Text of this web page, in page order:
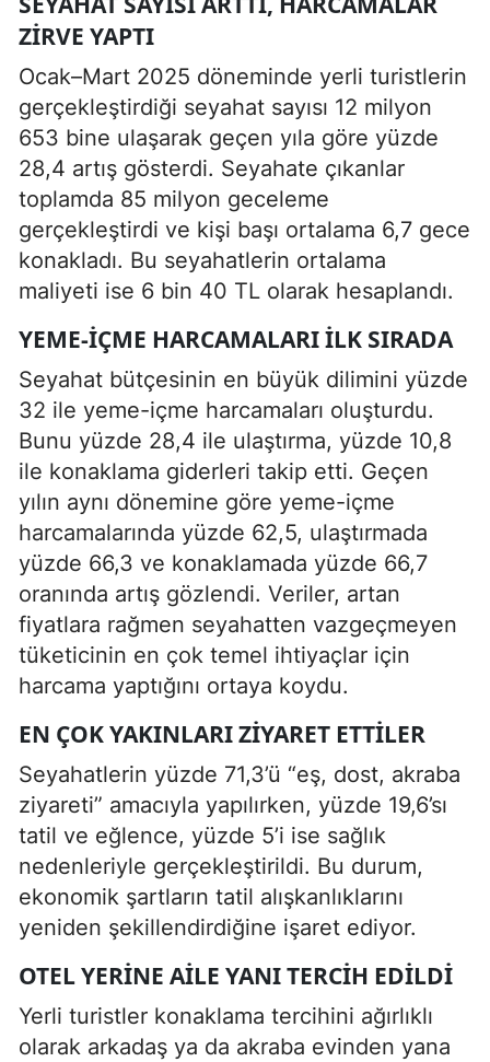
ZIRVE YAPTI
Ocak–Mart 2025 döneminde yerli turistlerin
gerçekleştirdiği seyahat sayısı 12 milyon
653 bine ulaşarak geçen yıla göre yüzde
28,4 artış gösterdi. Seyahate çıkanlar
toplamda 85 milyon geceleme
gerçekleştirdi ve kişi başı ortalama 6,7 gece
konakladı. Bu seyahatlerin ortalama
maliyeti ise 6 bin 40 TL olarak hesaplandı.
YEME-İÇME HARCAMALARI İLK SIRADA
Seyahat bütçesinin en büyük dilimini yüzde
32 ile yeme-içme harcamaları oluşturdu.
Bunu yüzde 28,4 ile ulaştırma, yüzde 10,8
ile konaklama giderleri takip etti. Geçen
yılın aynı dönemine göre yeme-içme
harcamalarında yüzde 62,5, ulaştırmada
yüzde 66,3 ve konaklamada yüzde 66,7
oranında artış gözlendi. Veriler, artan
fiyatlara rağmen seyahatten vazgeçmeyen
tüketicinin en çok temel ihtiyaçlar için
harcama yaptığını ortaya koydu.
EN ÇOK YAKINLARI ZIYARET ETTILER
Seyahatlerin yüzde 71,3’ü “eş, dost, akraba
ziyareti” amacıyla yapılırken, yüzde 19,6’sı
tatil ve eğlence, yüzde 5’i ise sağlık
nedenleriyle gerçekleştirildi. Bu durum,
ekonomik şartların tatil alışkanlıklarını
yeniden şekillendirdiğine işaret ediyor.
OTEL YERINE AILE YANI TERCIH EDILDI
Yerli turistler konaklama tercihini ağırlıklı
olarak arkadaş ya da akraba evinden yana